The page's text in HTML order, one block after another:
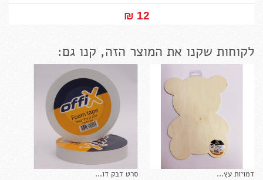
12 ₪‎
לקוחות שקנו את המוצר הזה, קנו גם:
סרט דבק דו...
דמויות עץ...